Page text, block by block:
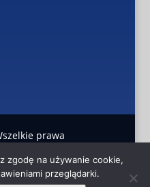
prawa
zgodę na używanie cookie,
przeglądarki.